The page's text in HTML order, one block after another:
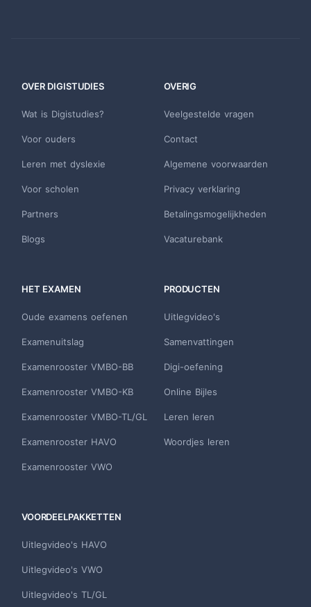
OVER DIGISTUDIES
Wat is Digistudies?
Voor ouders
Leren met dyslexie
Voor scholen
Partners
Blogs
OVERIG
Veelgestelde vragen
Contact
Algemene voorwaarden
Privacy verklaring
Betalingsmogelijkheden
Vacaturebank
HET EXAMEN
Oude examens oefenen
Examenuitslag
Examenrooster VMBO-BB
Examenrooster VMBO-KB
Examenrooster VMBO-TL/GL
Examenrooster HAVO
Examenrooster VWO
PRODUCTEN
Uitlegvideo's
Samenvattingen
Digi-oefening
Online Bijles
Leren leren
Woordjes leren
VOORDEELPAKKETTEN
Uitlegvideo's HAVO
Uitlegvideo's VWO
Uitlegvideo's TL/GL